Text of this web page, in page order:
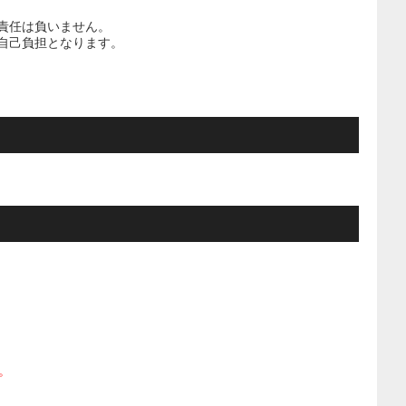
は負いません。
負担となります。